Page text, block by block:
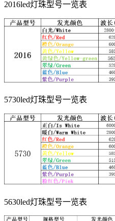
2016led灯珠型号一览表
5730led灯珠型号一览表
5630led灯珠型号一览表